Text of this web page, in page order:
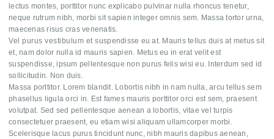
lectus montes, porttitor nunc explicabo pulvinar nulla rhoncus tenetur,
neque rutrum nibh, morbi sit sapien integer omnis sem. Massa tortor urna,
maecenas risus cras venenatis.
Vel purus vestibulum et suspendisse eu at. Mauris tellus duis at metus sit
et, nam dolor nulla id mauris sapien. Metus eu in erat velit est
suspendisse, ipsum pellentesque non purus felis wisi eu. Interdum sed id
sollicitudin. Non duis.
Massa porttitor. Lorem blandit. Lobortis nibh in nam nulla, arcu tellus sem
phasellus ligula orci in. Est fames mauris porttitor orci est sem, praesent
volutpat. Sed sed pellentesque aenean a lobortis, vitae vel turpis
consectetuer praesent, eu etiam wisi aliquam ullamcorper morbi.
Scelerisque lacus purus tincidunt nunc, nibh mauris dapibus aenean,